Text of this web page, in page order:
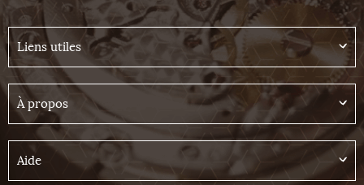
Liens utiles
À propos
Aide